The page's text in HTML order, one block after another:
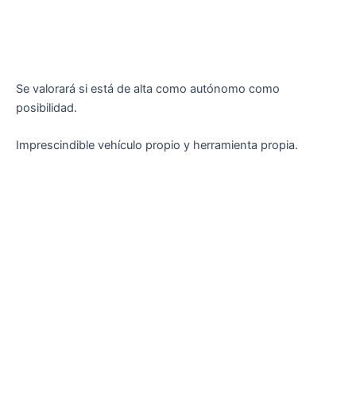
Se valorará si está de alta como autónomo como
posibilidad.
Imprescindible vehículo propio y herramienta propia.